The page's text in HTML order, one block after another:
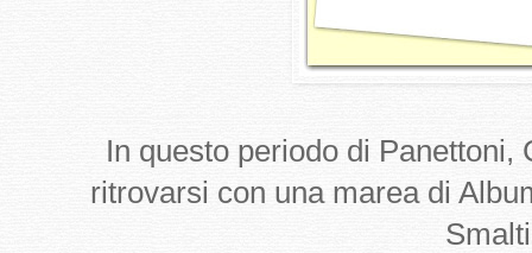
In questo periodo di
ritrovarsi con una marea di